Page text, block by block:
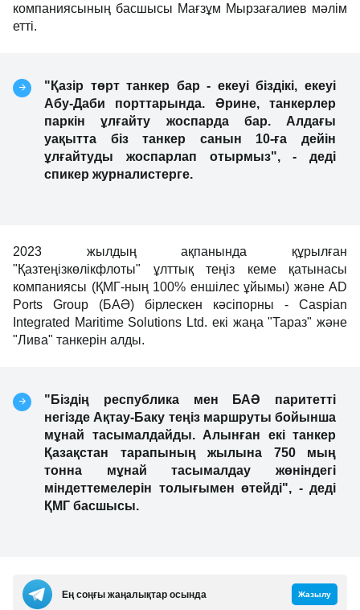
компаниясының басшысы Мағзұм Мырзағалиев мәлім
етті.
"Қазір төрт танкер бар - екеуі біздікі, екеуі
Абу-Даби порттарында. Әрине, танкерлер
паркін ұлғайту жоспарда бар. Алдағы
уақытта біз танкер санын 10-ға дейін
ұлғайтуды жоспарлап отырмыз", - деді
спикер журналистерге.
2023 жылдың ақпанында құрылған
"Қазтеңізкөлікфлоты" ұлттық теңіз кеме қатынасы
компаниясы (ҚМГ-ның 100% еншілес ұйымы) және AD
Ports Group (БАӘ) бірлескен кәсіпорны - Caspian
Integrated Maritime Solutions Ltd. екі жаңа "Тараз" және
"Лива" танкерін алды.
"Біздің республика мен БАӘ паритетті
негізде Ақтау-Баку теңіз маршруты бойынша
мұнай тасымалдайды. Алынған екі танкер
Қазақстан тарапының жылына 750 мың
тонна мұнай тасымалдау жөніндегі
міндеттемелерін толығымен өтейді", - деді
ҚМГ басшысы.
Ең соңғы жаңалықтар осында Жазылу